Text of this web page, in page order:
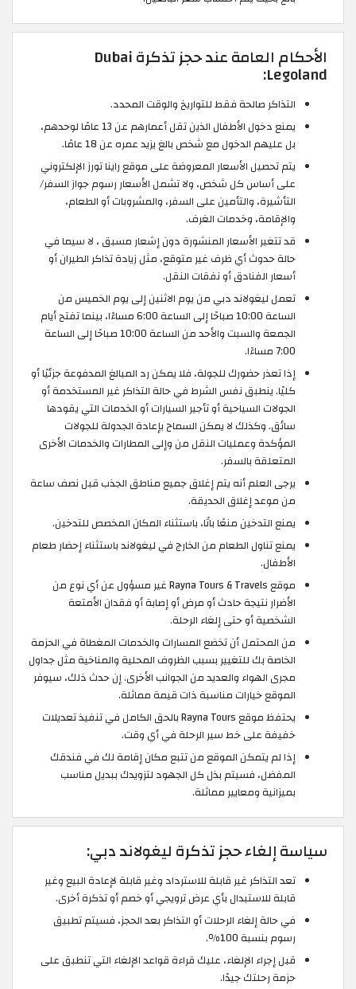
الأحكام العامة عند حجز تذكرة Dubai
Legoland:
التذاكر صالحة فقط للتواريخ والوقت المحدد.
يمنع دخول الأطفال الذين تقل أعمارهم عن 13 عامًا لوحدهم،
بل عليهم الدخول مع شخص بالغ يزيد عمره عن 18 عامًا.
يتم تحصيل الأسعار المعروضة على موقع راينا تورز الإلكتروني
على أساس كل شخص، ولا تشمل الأسعار رسوم جواز السفر/
التأشيرة، والتأمين على السفر، والمشروبات أو الطعام،
والإقامة، وخدمات الغرف.
قد تتغير الأسعار المنشورة دون إشعار مسبق ، لا سيما في
حالة حدوث أي ظرف غير متوقع، مثل زيادة تذاكر الطيران أو
أسعار الفنادق أو نفقات النقل.
تعمل ليغولاند دبي من يوم الاثنين إلى يوم الخميس من
الساعة 10:00 صباحًا إلى الساعة 6:00 مساءًا، بينما تفتح أيام
الجمعة والسبت والأحد من الساعة 10:00 صباحًا إلى الساعة
7:00 مساءًا.
إذا تعذر حضورك للجولة، فلا يمكن رد المبالغ المدفوعة جزئيًا أو
كليًا. ينطبق نفس الشرط في حالة التذاكر غير المستخدمة أو
الجولات السياحية أو تأجير السيارات أو الخدمات التي يقودها
سائق. وكذلك لا يمكن السماح بإعادة الجدولة للجولات
المؤكدة وعمليات النقل من وإلى المطارات والخدمات الأخرى
المتعلقة بالسفر.
يرجى العلم أنه يتم إغلاق جميع مناطق الجذب قبل نصف ساعة
من موعد إغلاق الحديقة.
يمنع التدخين منعًا باتًا، باستثناء المكان المخصص للتدخين.
يمنع تناول الطعام من الخارج في ليغولاند باستثناء إحضار طعام
الأطفال.
موقع Rayna Tours & Travels غير مسؤول عن أي نوع من
الأضرار نتيجة حادث أو مرض أو إصابة أو فقدان الأمتعة
الشخصية أو حتى إلغاء الرحلة.
من المحتمل أن تخضع المسارات والخدمات المغطاة في الحزمة
الخاصة بك للتغيير بسبب الظروف المحلية والمناخية مثل جداول
مجرى الهواء والعديد من الجوانب الأخرى. إن حدث ذلك، سيوفر
الموقع خيارات مناسبة ذات قيمة مماثلة.
يحتفظ موقع Rayna Tours بالحق الكامل في تنفيذ تعديلات
خفيفة على خط سير الرحلة في أي وقت.
إذا لم يتمكن الموقع من تتبع مكان إقامة لك في فندقك
المفضل، فسيتم بذل كل الجهود لتزويدك ببديل مناسب
بميزانية ومعايير مماثلة.
سياسة إلغاء حجز تذكرة ليغولاند دبي:
تعد التذاكر غير قابلة للاسترداد وغير قابلة لإعادة البيع وغير
قابلة للاستبدال بأي عرض ترويجي أو خصم أو تذكرة أخرى.
في حالة إلغاء الرحلات أو التذاكر بعد الحجز، فسيتم تطبيق
رسوم بنسبة 100٪.
قبل إجراء الإلغاء، عليك قراءة قواعد الإلغاء التي تنطبق على
حزمة رحلتك جيدًا.